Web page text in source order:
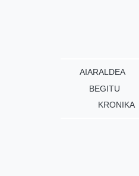
AIARALDEA
BEGITU
KRONIKA